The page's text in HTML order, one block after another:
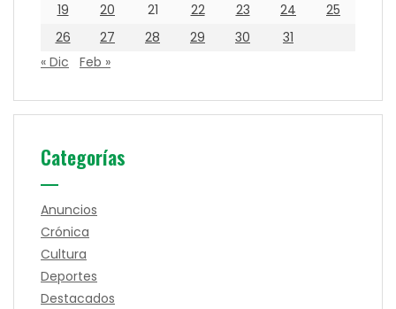
19
20 21 22 23 24
25
26
27 28 29 30
31
« Dic
Feb »
Categorías
Anuncios
Crónica
Cultura
Deportes
Destacados